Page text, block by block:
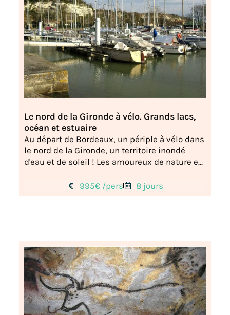
Le nord de la Gironde à vélo. Grands lacs,
océan et estuaire
Au départ de Bordeaux, un périple à vélo dans
le nord de la Gironde, un territoire inondé
d'eau et de soleil ! Les amoureux de nature e...
995€ /pers 8 jours